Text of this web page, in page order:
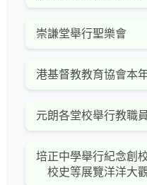
崇謙堂舉行聖樂會
港基督教教育協會本
元朗各堂校舉行教職
培正中學舉行紀念創
校史等展覽洋洋大